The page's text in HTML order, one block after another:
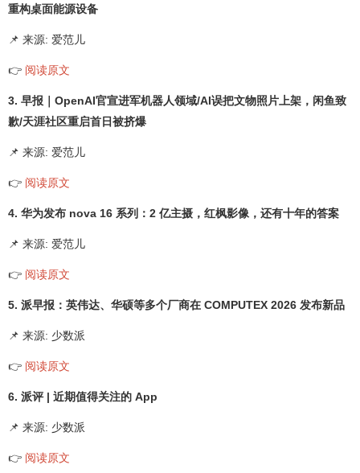
重构桌面能源设备
📌 来源: 爱范儿
👉 阅读原文
3. 早报｜OpenAI官宣进军机器人领域/AI误把文物照片上架，闲鱼致
歉/天涯社区重启首日被挤爆
📌 来源: 爱范儿
👉 阅读原文
4. 华为发布 nova 16 系列：2 亿主摄，红枫影像，还有十年的答案
📌 来源: 爱范儿
👉 阅读原文
5. 派早报：英伟达、华硕等多个厂商在 COMPUTEX 2026 发布新品
📌 来源: 少数派
👉 阅读原文
6. 派评 | 近期值得关注的 App
📌 来源: 少数派
👉 阅读原文